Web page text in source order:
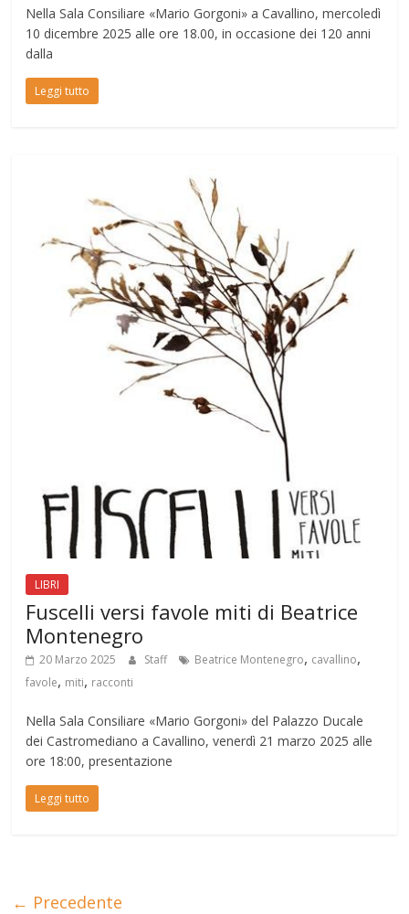
Nella Sala Consiliare «Mario Gorgoni» a Cavallino, mercoledì
10 dicembre 2025 alle ore 18.00, in occasione dei 120 anni
dalla
Leggi tutto
LIBRI
Fuscelli versi favole miti di Beatrice
Montenegro
20 Marzo 2025 Staff Beatrice Montenegro, cavallino,
favole, miti, racconti
Nella Sala Consiliare «Mario Gorgoni» del Palazzo Ducale
dei Castromediano a Cavallino, venerdì 21 marzo 2025 alle
ore 18:00, presentazione
Leggi tutto
← Precedente